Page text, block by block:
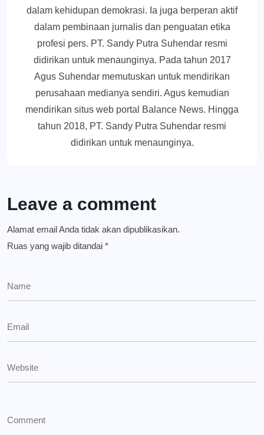
dalam kehidupan demokrasi. Ia juga berperan aktif
dalam pembinaan jurnalis dan penguatan etika
profesi pers. PT. Sandy Putra Suhendar resmi
didirikan untuk menaunginya. Pada tahun 2017
Agus Suhendar memutuskan untuk mendirikan
perusahaan medianya sendiri. Agus kemudian
mendirikan situs web portal Balance News. Hingga
tahun 2018, PT. Sandy Putra Suhendar resmi
didirikan untuk menaunginya.
Leave a comment
Alamat email Anda tidak akan dipublikasikan.
Ruas yang wajib ditandai *